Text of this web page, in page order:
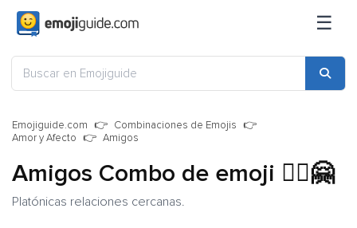
☰
Emojiguide.com
Combinaciones de Emojis
Amor y Afecto
Amigos
Amigos Combo de emoji 👯‍♀️🤗
Platónicas relaciones cercanas.